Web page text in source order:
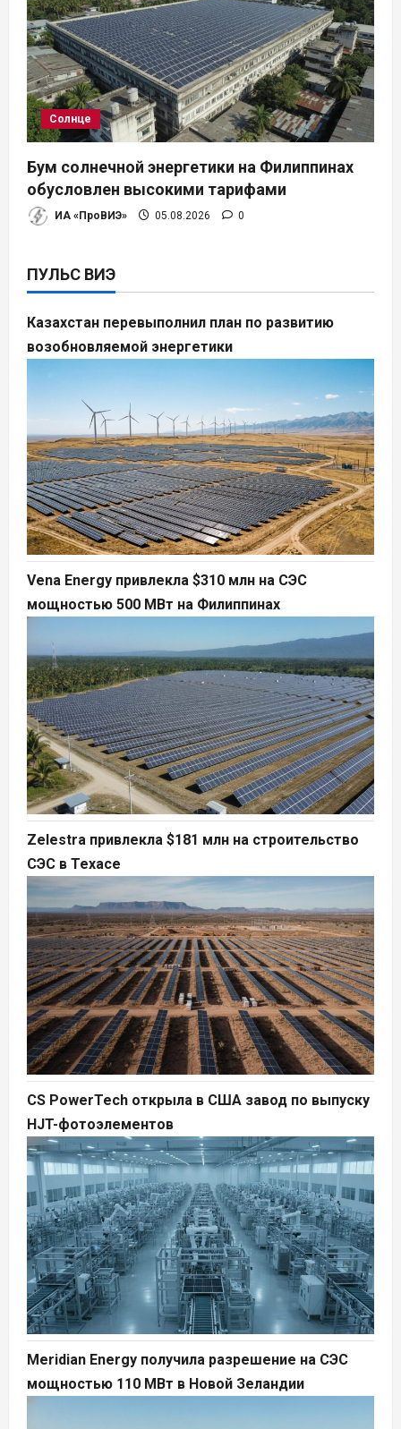
Солнце
Бум солнечной энергетики на Филиппинах
обусловлен высокими тарифами
ИА «ПроВИЭ» 05.08.2026 0
ПУЛЬС ВИЭ
Казахстан перевыполнил план по развитию
возобновляемой энергетики
Vena Energy привлекла $310 млн на СЭС
мощностью 500 МВт на Филиппинах
Zelestra привлекла $181 млн на строительство
СЭС в Техасе
CS PowerTech открыла в США завод по выпуску
HJT-фотоэлементов
Meridian Energy получила разрешение на СЭС
мощностью 110 МВт в Новой Зеландии